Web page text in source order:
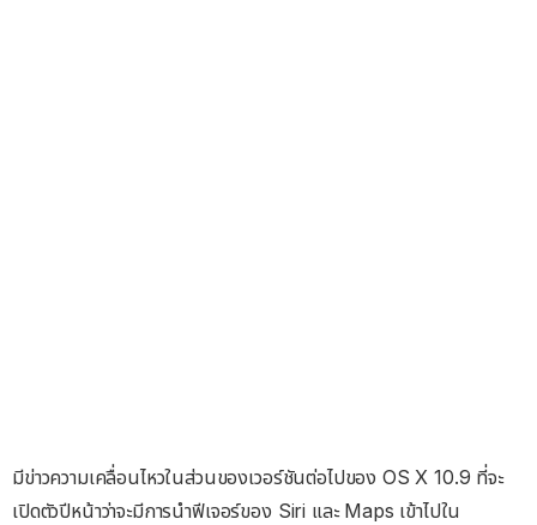
มีข่าวความเคลื่อนไหวในส่วนของเวอร์ชันต่อไปของ OS X 10.9 ที่จะ
เปิดตัวปีหน้าว่าจะมีการนำฟีเจอร์ของ Siri และ Maps เข้าไปใน